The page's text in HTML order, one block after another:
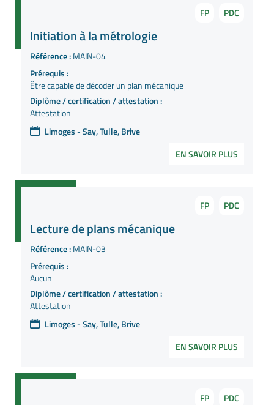
FP PDC
Initiation à la métrologie
Référence :MAIN-04
Prérequis :
Être capable de décoder un plan mécanique
Diplôme / certification / attestation :
Attestation
Limoges - Say, Tulle, Brive
EN SAVOIR PLUS
FP PDC
Lecture de plans mécanique
Référence :MAIN-03
Prérequis :
Aucun
Diplôme / certification / attestation :
Attestation
Limoges - Say, Tulle, Brive
EN SAVOIR PLUS
FP PDC